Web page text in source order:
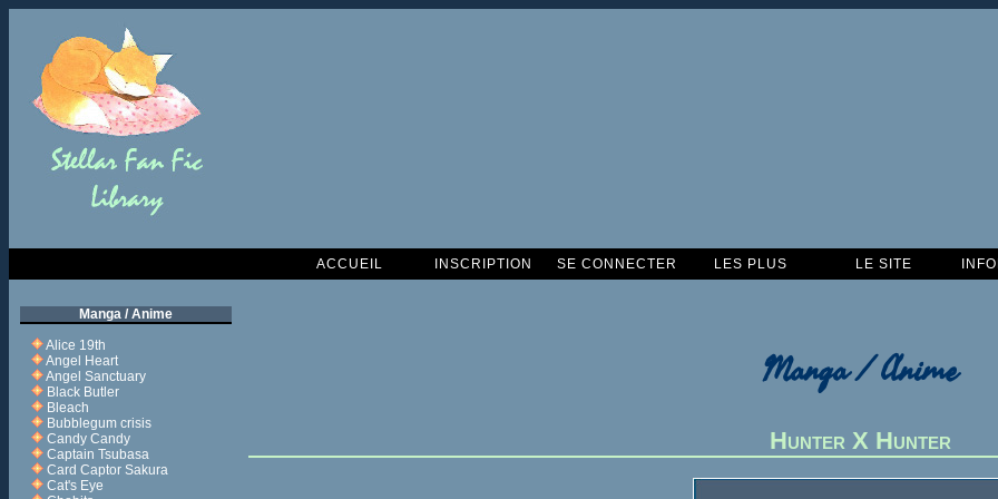
ACCUEIL INSCRIPTION SE CONNECTER LES PLUS LE SITE
Manga / Anime
Alice 19th
Angel Heart
Angel Sanctuary
Black Butler
Bleach
Bubblegum crisis
Candy Candy
Captain Tsubasa
Card Captor Sakura
Cat's Eye
Manga / Anime
Hunter X Hunter